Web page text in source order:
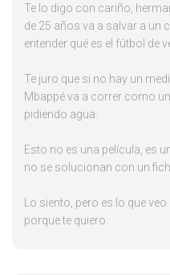
Te lo digo con cariño,
de 25 años va a salvar a un
entender qué es el fútbol de
Te juro que si no hay un
Mbappé va a correr como
pidiendo agua.
Esto no es una película, es
no se solucionan con un
Lo siento, pero es lo que
porque te quiero.